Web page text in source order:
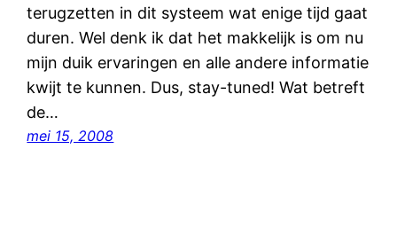
terugzetten in dit systeem wat enige tijd gaat
duren. Wel denk ik dat het makkelijk is om nu
mijn duik ervaringen en alle andere informatie
kwijt te kunnen. Dus, stay-tuned! Wat betreft
de…
mei 15, 2008